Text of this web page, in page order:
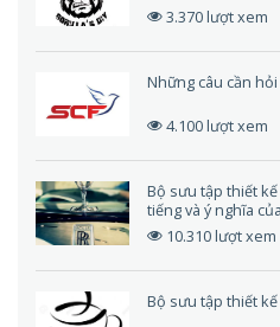
3.370 lượt xem
Những câu cần
4.100 lượt xem
Bộ sưu tập thiết
tiếng và ý nghĩa
10.310 lượt xem
Bộ sưu tập thiết